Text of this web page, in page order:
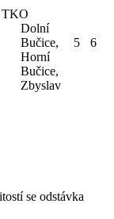
TKO
Dolní
Bučice,
Horní
Bučice,
Zbyslav
5 6
se odstávka